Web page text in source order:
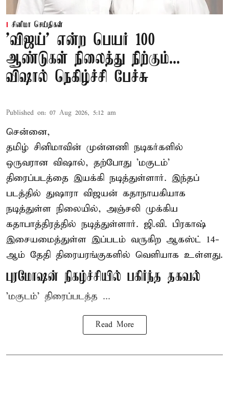
சினிமா செய்திகள்
'விஜய்' என்ற பெயர் 100
ஆண்டுகள் நிலைத்து நிற்கும்...
விஷால் நெகிழ்ச்சி பேச்சு
Published on: 07 Aug 2026, 5:12 am
சென்னை,
தமிழ் சினிமாவின் முன்னணி நடிகர்களில்
ஒருவரான விஷால், தற்போது 'மகுடம்'
திரைப்படத்தை இயக்கி நடித்துள்ளார். இந்தப்
படத்தில் துஷாரா விஜயன் கதாநாயகியாக
நடித்துள்ள நிலையில், அஞ்சலி முக்கிய
கதாபாத்திரத்தில் நடித்துள்ளார். ஜி.வி. பிரகாஷ்
இசையமைத்துள்ள இப்படம் வருகிற ஆகஸ்ட் 14-
ஆம் தேதி திரையரங்குகளில் வெளியாக உள்ளது.
புரமோஷன் நிகழ்ச்சியில் பகிர்ந்த தகவல்
'மகுடம்' திரைப்படத்த ...
Read More